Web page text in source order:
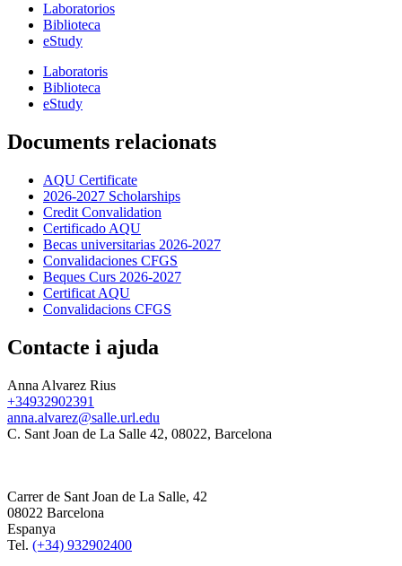
Laboratorios
Biblioteca
eStudy
Laboratoris
Biblioteca
eStudy
Documents relacionats
AQU Certificate
2026-2027 Scholarships
Credit Convalidation
Certificado AQU
Becas universitarias 2026-2027
Convalidaciones CFGS
Beques Curs 2026-2027
Certificat AQU
Convalidacions CFGS
Contacte i ajuda
Anna Alvarez Rius
+34932902391
anna.alvarez@salle.url.edu
C. Sant Joan de La Salle 42, 08022, Barcelona
Carrer de Sant Joan de La Salle, 42
08022 Barcelona
Espanya
Tel. (+34) 932902400